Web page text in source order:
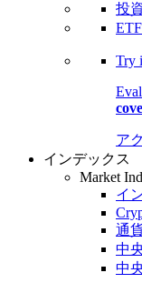
投
Try
ア
インデックス
Market
イ
通
中
中